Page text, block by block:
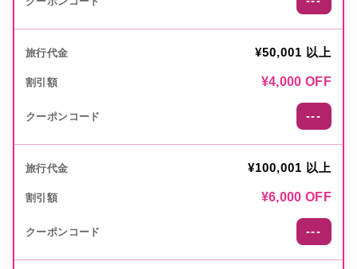
¥50,001 以上
¥4,000 OFF
---
¥100,001 以上
¥6,000 OFF
---